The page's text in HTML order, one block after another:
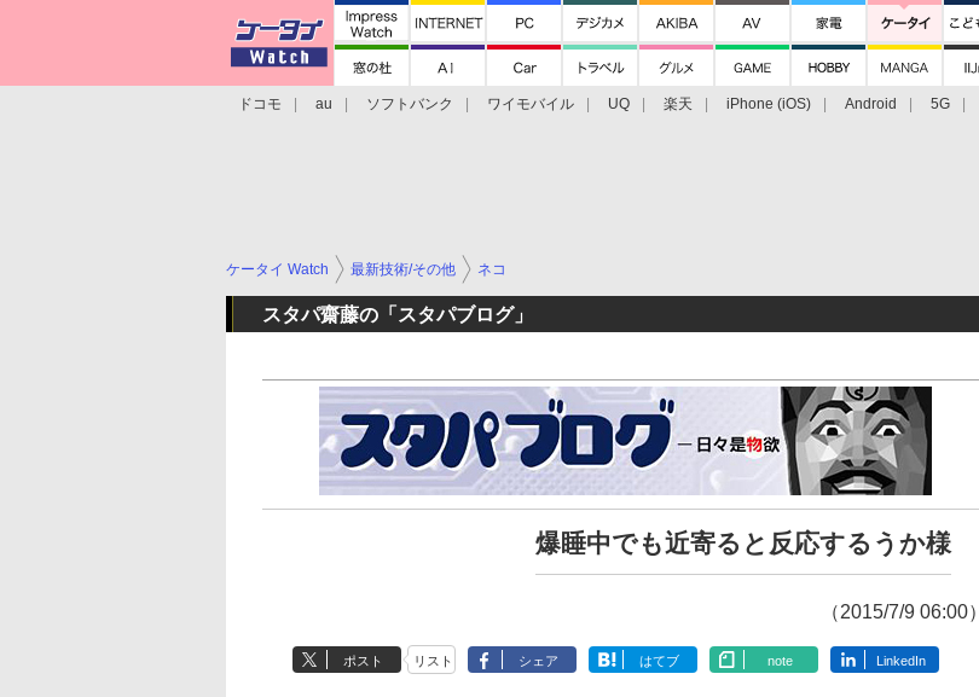
ドコモ au ソフトバンク ワイモバイル UQ 楽天 iPhone (iOS) Android 5G
ケータイ Watch 最新技術/その他 ネコ
スタパ齋藤の「スタパブログ」
爆睡中でも近寄ると反応するうか様
（2015/7/9 06:00）
ポスト リスト シェア はてブ note LinkedIn